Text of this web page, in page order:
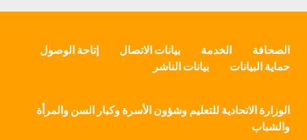
الصحافة الخدمة بيانات الاتصال
إتاحة الوصول
حماية البيانات
بيانات الناشر
الوزارة الاتحادية للتعليم وشؤون الأسرة وكبار السن والمرأة
والشباب